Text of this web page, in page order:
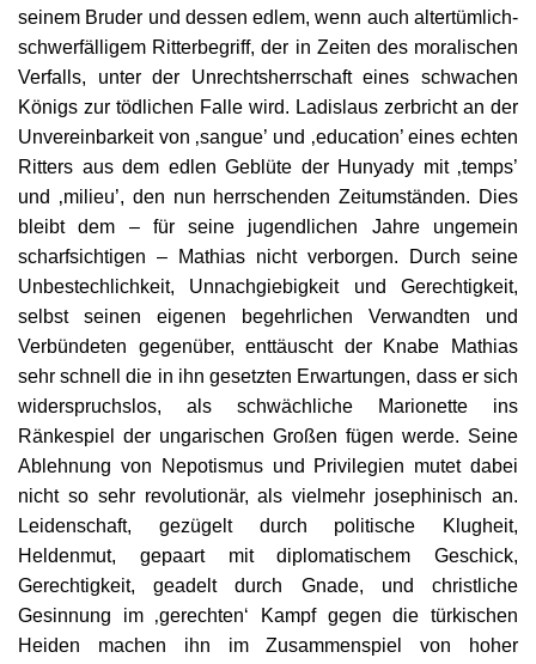
seinem Bruder und dessen edlem, wenn auch altertümlich-
schwerfälligem Ritterbegriff, der in Zeiten des moralischen
Verfalls, unter der Unrechtsherrschaft eines schwachen
Königs zur tödlichen Falle wird. Ladislaus zerbricht an der
Unvereinbarkeit von ‚sangue’ und ‚education’ eines echten
Ritters aus dem edlen Geblüte der Hunyady mit ‚temps’
und ‚milieu’, den nun herrschenden Zeitumständen. Dies
bleibt dem – für seine jugendlichen Jahre ungemein
scharfsichtigen – Mathias nicht verborgen.
Durch seine
Unbestechlichkeit, Unnachgiebigkeit und Gerechtigkeit,
selbst seinen eigenen begehrlichen Verwandten und
Verbündeten gegenüber, enttäuscht der Knabe Mathias
sehr schnell die in ihn gesetzten Erwartungen, dass er sich
widerspruchslos, als schwächliche Marionette ins
Ränkespiel der ungarischen Großen fügen werde. Seine
Ablehnung von Nepotismus und Privilegien mutet dabei
nicht so sehr revolutionär, als vielmehr josephinisch an.
Leidenschaft, gezügelt durch politische Klugheit,
Heldenmut, gepaart mit diplomatischem Geschick,
Gerechtigkeit, geadelt durch Gnade, und christliche
Gesinnung im ‚gerechten‘ Kampf gegen die türkischen
Heiden machen ihn im Zusammenspiel von hoher